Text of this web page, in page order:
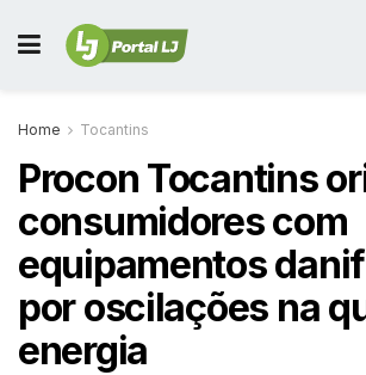
Home Tocantins
Procon Tocantins
consumidores com
equipamentos
por oscilações na
energia